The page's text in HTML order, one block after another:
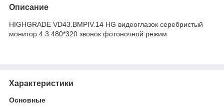
Описание
HIGHGRADE VD43.BMPIV.14 HG видеоглазок серебристый
монитор 4.3 480*320 звонок фотоночной режим
Характеристики
Основные